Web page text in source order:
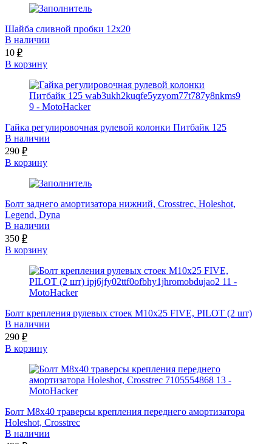
Шайба сливной пробки 12х20
В наличии
10 ₽
В корзину
Гайка регулировочная рулевой колонки Питбайк 125
В наличии
290 ₽
В корзину
Болт заднего амортизатора нижний, Crosstrec, Holeshot,
Legend, Dyna
В наличии
350 ₽
В корзину
Болт крепления рулевых стоек М10x25 FIVE, PILOT (2 шт)
В наличии
290 ₽
В корзину
Болт М8x40 траверсы крепления переднего амортизатора
Holeshot, Crosstrec
В наличии